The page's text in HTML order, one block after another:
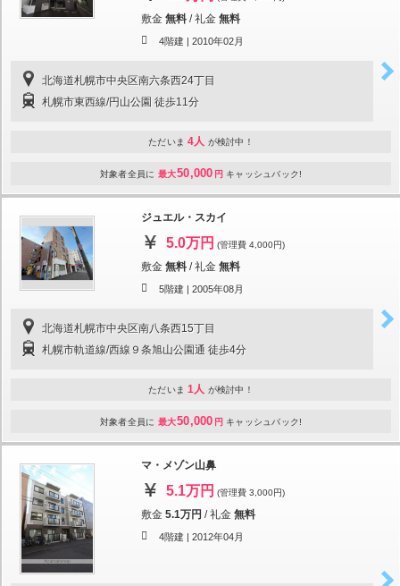
敷金 無料 /礼金 無料
4階建 | 2010年02月
北海道札幌市中央区南六条西24丁目
札幌市東西線/円山公園 徒歩11分
ただいま 4人 が検討中！
対象者全員に 最大50,000 円 キャッシュバック!
ジュエル・スカイ
5.0万円 (管理費 4,000円)
敷金 無料 /礼金 無料
5階建 | 2005年08月
北海道札幌市中央区南八条西15丁目
札幌市軌道線/西線９条旭山公園通 徒歩4分
ただいま 1人 が検討中！
対象者全員に 最大50,000 円 キャッシュバック!
マ・メゾン山鼻
5.1万円 (管理費 3,000円)
敷金 5.1万円 /礼金 無料
4階建 | 2012年04月